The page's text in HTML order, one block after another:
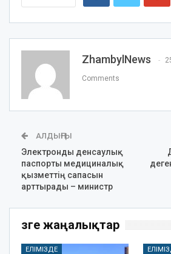
ZhambylNews
Comments
АЛДЫҢҒЫ
Электронды денсаулық
паспорты медициналық
қызметтің сапасын
арттырады – министр
Өзге жаңалықтар
ЕЛІМІЗДЕ